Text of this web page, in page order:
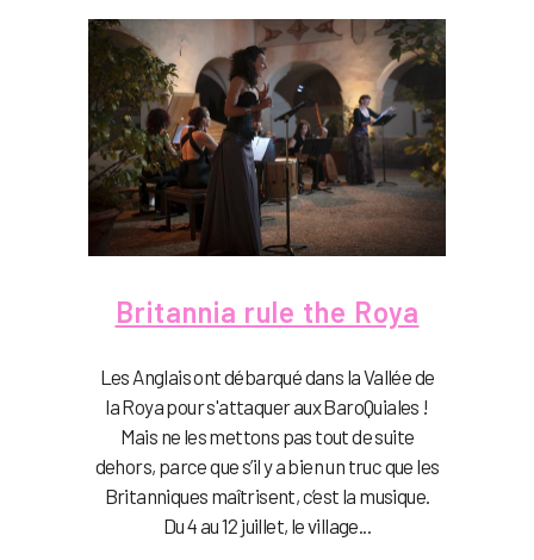
Britannia rule the Roya
Les Anglais ont débarqué dans la Vallée de
la Roya pour s'attaquer aux BaroQuiales !
Mais ne les mettons pas tout de suite
dehors, parce que s’il y a bien un truc que les
Britanniques maîtrisent, c’est la musique.
Du 4 au 12 juillet, le village...